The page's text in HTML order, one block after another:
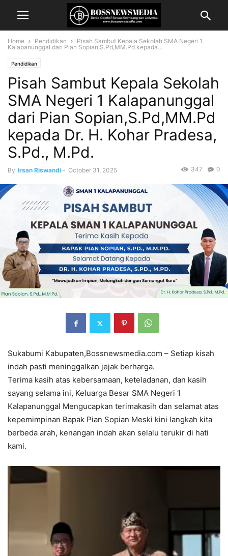
Home Pendidikan
Pisah Sambut Kepala Sekolah SMA Negeri 1
Kalapanunggal dari Pian Sopian,S.Pd,MM.Pd kepada...
Pendidikan
Pisah Sambut Kepala Sekolah
SMA Negeri 1 Kalapanunggal
dari Pian Sopian,S.Pd,MM.Pd
kepada Dr. H. Kohar Pradesa,
S.Pd., M.Pd.
By Irsan Riswandi - October 31, 2025 0
347
Sukabumi Kabupaten,Bossnewsmedia.com – Setiap kisah
indah pasti meninggalkan jejak berharga.
Terima kasih atas kebersamaan, keteladanan, dan kasih
sayang selama ini, Keluarga Besar SMA Negeri 1
Kalapanunggal Mengucapkan terimakasih dan selamat atas
kepemimpinan Bapak Pian Sopian Meski kini langkah kita
berbeda arah, kenangan indah akan selalu terukir di hati
kami.